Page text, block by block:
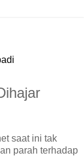
saat ini tak
parah terhadap